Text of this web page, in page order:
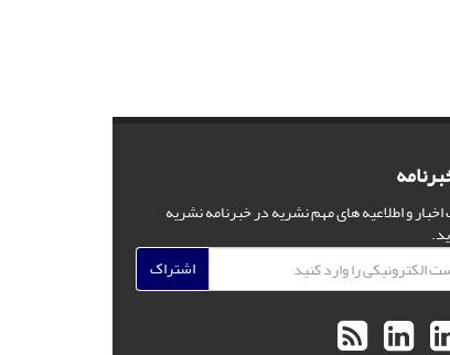
و اطلاعیه های مهم نشریه در خبرنامه نشریه
اشتراک